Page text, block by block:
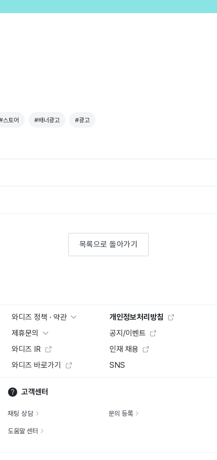
스토어 #배너광고 #광고
목록으로 돌아가기
와디즈 정책 · 약관
개인정보처리방침
제휴문의
공지/이벤트
와디즈 IR
인재 채용
와디즈 바로가기
SNS
고객센터
채팅 상담 문의 등록
도움말 센터